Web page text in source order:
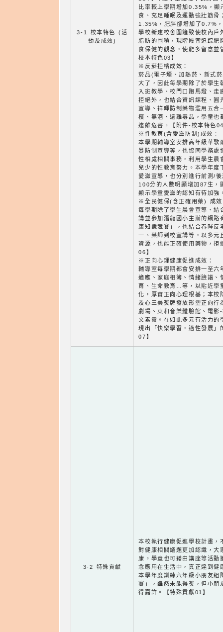
3-1 校本特色 (活
動及成效)
比率較上學期增加0.35%，顯
食、充足睡眠及運動強壯筋骨
1.35%，肥胖卻增加了0.7%
學校新建校舍圍籬致使校內戶
脂肪的囤積，現階段宜追踪肥
食保健的觀念，使能多留意並
校本特色03】
※反菸拒檳成效：
菸品(電子煙、加熱菸、新式
大了，因此每學期除了於學生
入班教學、校門口跑馬燈、
拒絕外，也結合資訊課程、圓
宣導、祥暉防制藥物濫用五
檳、無酒、遠離毒品，學童也
遠離危害。【附件-校本特色
※性教育(含愛滋防制)成效：
本學期輔導室安排高年級華歌
暴防制宣導等，也協同學務處
性相處相關事務，利用學生晨
兒少的性教育努力。本學年度
愛滋宣導，也分別進行前測/
100分的人數明顯增加87生，
顯示學童愛滋的認知有待加強
※全民健保(含正確用藥) 成效
每學期除了學生晨會宣導、結
講並參加潛龍國小主辦的網路
康知識競賽」，也結合春暉反
一、藥師到校宣講等，以多元
資源，也能正確使用藥物，拒
06】
※正向心理健康促進成效：
輔導室每學期都會安排一至六
適應、家庭相簿、情緒臉譜、
育、生命教育…等，以貼近學
化，厚實正向心理根基；本校
及心三美獎牌發放形塑正向行
劇場、東和音樂體驗館、電
文素養。在如此多元有活力的
現出「快樂學習，適性發展」
07】
3-2 特殊貢獻
本校執行健康促進學校計畫，
對健康相關議題更加認識，大
康。學童也可藉由講座等活
念應用在生活中，真正達到健
本學年度訓練六年級小朋友組
賽」，雖然未能得獎，但小朋
得嘉許。【特殊貢獻01】